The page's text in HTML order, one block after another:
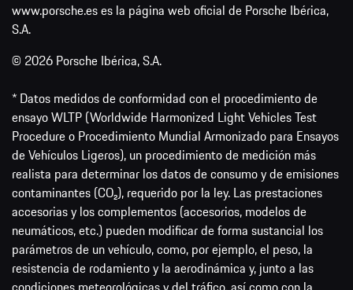
www.porsche.es es la página web oficial de Porsche Ibérica,
S.A.
© 2026 Porsche Ibérica, S.A.
* Datos medidos de conformidad con el procedimiento de
ensayo WLTP (Worldwide Harmonized Light Vehicles Test
Procedure o Procedimiento Mundial Armonizado para Ensayos
de Vehículos Ligeros), un procedimiento de medición más
realista para determinar los datos de consumo y de emisiones
contaminantes (CO₂), requerido por la ley. Las prestaciones
accesorias y los complementos (accesorios, modelos de
neumáticos, etc.) pueden modificar de forma sustancial los
parámetros de un vehículo, como, por ejemplo, el peso, la
resistencia de rodamiento y la aerodinámica y, junto a las